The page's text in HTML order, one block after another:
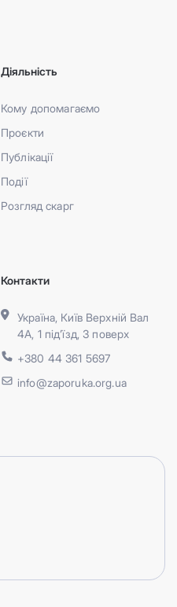
Діяльність
Кому допомагаємо
Проєкти
Публікації
Події
Розгляд скарг
Контакти
Україна, Київ Верхній Вал
4А, 1 під’їзд, 3 поверх
+380 44 361 5697
info@zaporuka.org.ua